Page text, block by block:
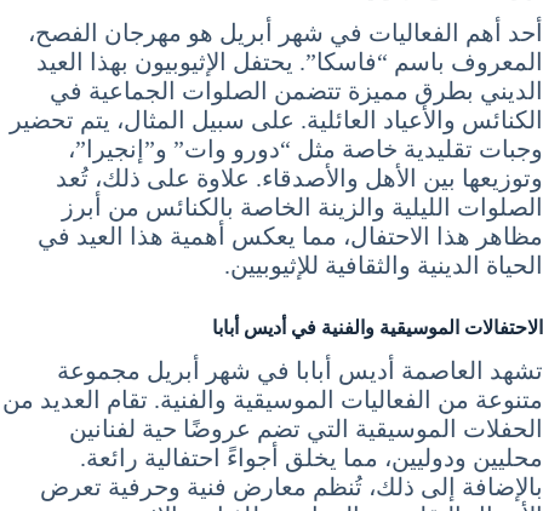
أحد أهم الفعاليات في شهر أبريل هو مهرجان الفصح،
المعروف باسم “فاسكا”. يحتفل الإثيوبيون بهذا العيد
الديني بطرق مميزة تتضمن الصلوات الجماعية في
الكنائس والأعياد العائلية. على سبيل المثال، يتم تحضير
وجبات تقليدية خاصة مثل “دورو وات” و”إنجيرا”،
وتوزيعها بين الأهل والأصدقاء. علاوة على ذلك، تُعد
الصلوات الليلية والزينة الخاصة بالكنائس من أبرز
مظاهر هذا الاحتفال، مما يعكس أهمية هذا العيد في
الحياة الدينية والثقافية للإثيوبيين.
الاحتفالات الموسيقية والفنية في أديس أبابا
تشهد العاصمة أديس أبابا في شهر أبريل مجموعة
متنوعة من الفعاليات الموسيقية والفنية. تقام العديد من
الحفلات الموسيقية التي تضم عروضًا حية لفنانين
محليين ودوليين، مما يخلق أجواءً احتفالية رائعة.
بالإضافة إلى ذلك، تُنظم معارض فنية وحرفية تعرض